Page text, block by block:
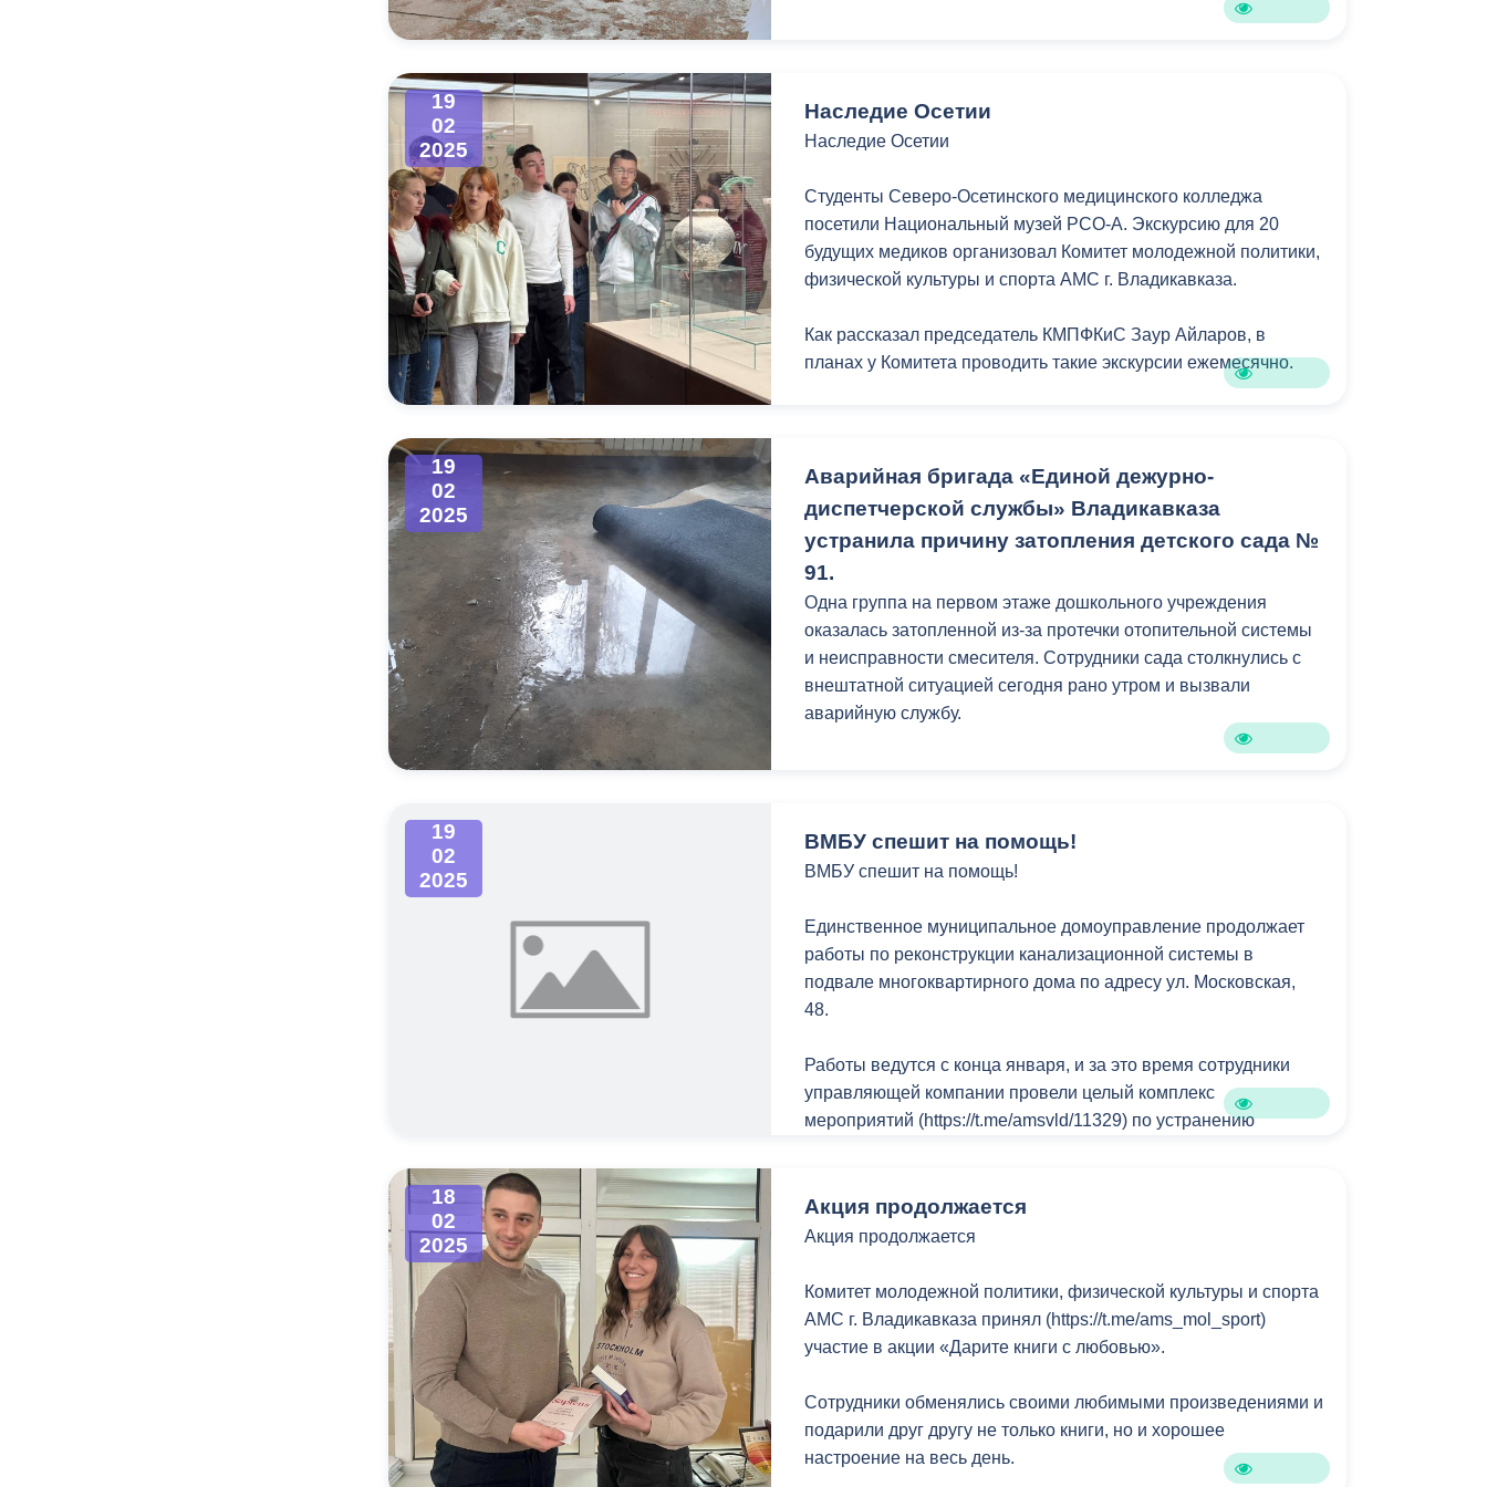
на сохранение исторической памяти о героях, защищавших
19
02
2025
Наследие Осетии
Наследие Осетии
Студенты Северо-Осетинского медицинского колледжа
посетили Национальный музей РСО-А. Экскурсию для 20
будущих медиков организовал Комитет молодежной политики,
физической культуры и спорта АМС г. Владикавказа.
Как рассказал председатель КМПФКиС Заур Айларов, в
планах у Комитета проводить такие экскурсии ежемесячно.
экспонатами, которые здесь представлены. Узнать больше о
истории, культуре нашего народа», — добавил Айларов.
Как отметили сами экскурсанты, такие мероприятия не только
обогащают знания, но и вдохновляют на дальнейшее
изучение и сохранение культурного наследия Осетии.
19
02
2025
Аварийная бригада «Единой дежурно-
диспетчерской службы» Владикавказа
устранила причину затопления детского сада №
91.
Одна группа на первом этаже дошкольного учреждения
оказалась затопленной из-за протечки отопительной системы
и неисправности смесителя. Сотрудники сада столкнулись с
внештатной ситуацией сегодня рано утром и вызвали
аварийную службу.
19
02
2025
ВМБУ спешит на помощь!
ВМБУ спешит на помощь!
Единственное муниципальное домоуправление продолжает
работы по реконструкции канализационной системы в
подвале многоквартирного дома по адресу ул. Московская,
48.
Работы ведутся с конца января, и за это время сотрудники
управляющей компании провели целый комплекс
мероприятий (https://t.me/amsvld/11329) по устранению
Телефон управляющей компании:
8 (8672) 20-00-24.
С заботой о городе, ВМБУ «Домоуправление»!
18
02
2025
Акция продолжается
Акция продолжается
Комитет молодежной политики, физической культуры и спорта
АМС г. Владикавказа принял (https://t.me/ams_mol_sport)
участие в акции «Дарите книги с любовью».
Сотрудники обменялись своими любимыми произведениями и
подарили друг другу не только книги, но и хорошее
настроение на весь день.